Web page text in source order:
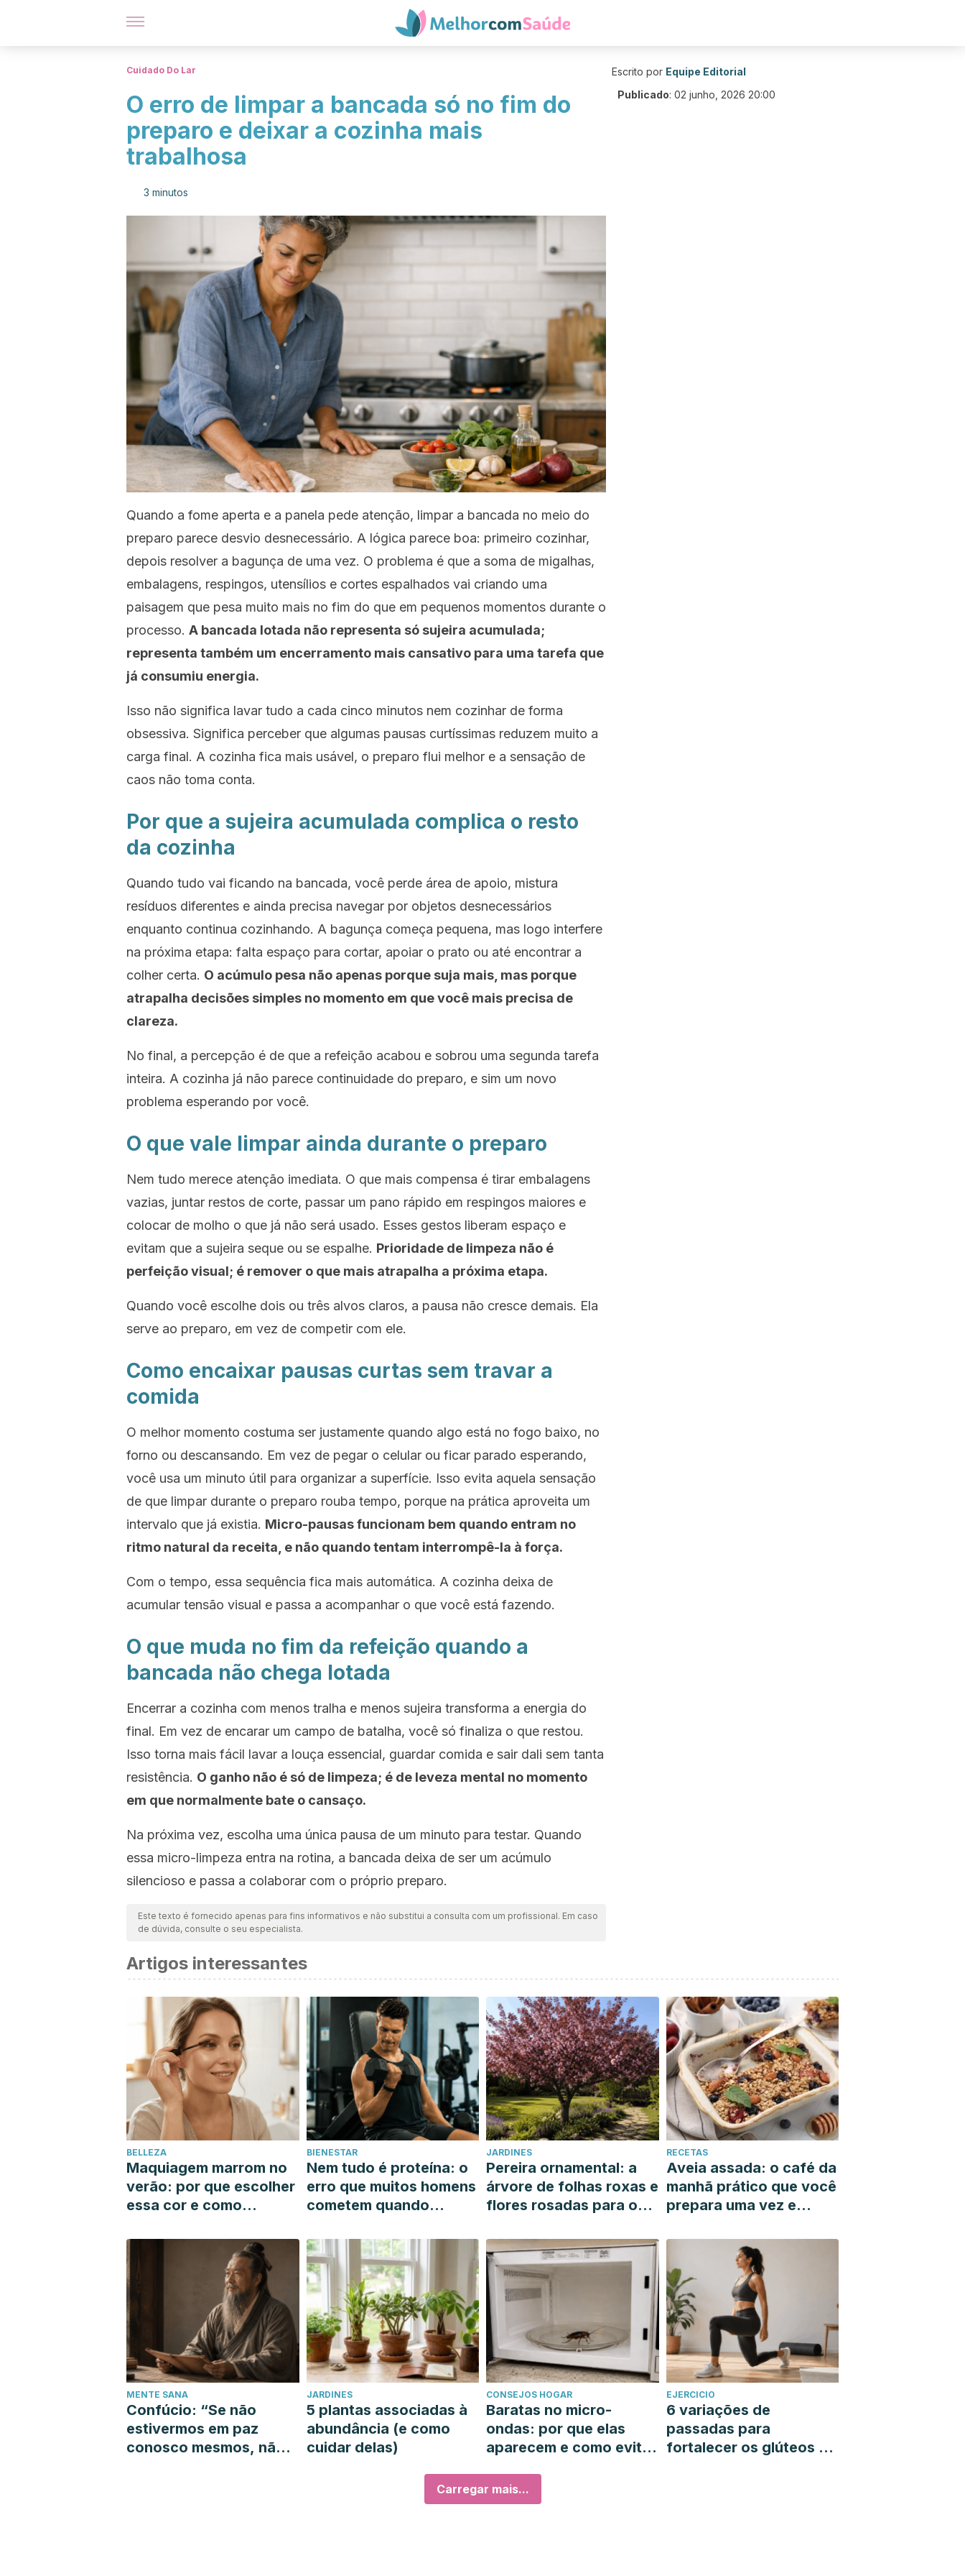
Cuidado Do Lar
O erro de limpar a bancada só no fim do
preparo e deixar a cozinha mais
trabalhosa
3 minutos
Quando a fome aperta e a panela pede atenção, limpar a bancada no meio do
preparo parece desvio desnecessário. A lógica parece boa: primeiro cozinhar,
depois resolver a bagunça de uma vez. O problema é que a soma de migalhas,
embalagens, respingos, utensílios e cortes espalhados vai criando uma
paisagem que pesa muito mais no fim do que em pequenos momentos durante o
processo. A bancada lotada não representa só sujeira acumulada;
representa também um encerramento mais cansativo para uma tarefa que
já consumiu energia.
Isso não significa lavar tudo a cada cinco minutos nem cozinhar de forma
obsessiva. Significa perceber que algumas pausas curtíssimas reduzem muito a
carga final. A cozinha fica mais usável, o preparo flui melhor e a sensação de
caos não toma conta.
Por que a sujeira acumulada complica o resto
da cozinha
Quando tudo vai ficando na bancada, você perde área de apoio, mistura
resíduos diferentes e ainda precisa navegar por objetos desnecessários
enquanto continua cozinhando. A bagunça começa pequena, mas logo interfere
na próxima etapa: falta espaço para cortar, apoiar o prato ou até encontrar a
colher certa. O acúmulo pesa não apenas porque suja mais, mas porque
atrapalha decisões simples no momento em que você mais precisa de
clareza.
No final, a percepção é de que a refeição acabou e sobrou uma segunda tarefa
inteira. A cozinha já não parece continuidade do preparo, e sim um novo
problema esperando por você.
O que vale limpar ainda durante o preparo
Nem tudo merece atenção imediata. O que mais compensa é tirar embalagens
vazias, juntar restos de corte, passar um pano rápido em respingos maiores e
colocar de molho o que já não será usado. Esses gestos liberam espaço e
evitam que a sujeira seque ou se espalhe. Prioridade de limpeza não é
perfeição visual; é remover o que mais atrapalha a próxima etapa.
Quando você escolhe dois ou três alvos claros, a pausa não cresce demais. Ela
serve ao preparo, em vez de competir com ele.
Como encaixar pausas curtas sem travar a
comida
O melhor momento costuma ser justamente quando algo está no fogo baixo, no
forno ou descansando. Em vez de pegar o celular ou ficar parado esperando,
você usa um minuto útil para organizar a superfície. Isso evita aquela sensação
de que limpar durante o preparo rouba tempo, porque na prática aproveita um
intervalo que já existia. Micro-pausas funcionam bem quando entram no
ritmo natural da receita, e não quando tentam interrompê-la à força.
Com o tempo, essa sequência fica mais automática. A cozinha deixa de
acumular tensão visual e passa a acompanhar o que você está fazendo.
O que muda no fim da refeição quando a
bancada não chega lotada
Encerrar a cozinha com menos tralha e menos sujeira transforma a energia do
final. Em vez de encarar um campo de batalha, você só finaliza o que restou.
Isso torna mais fácil lavar a louça essencial, guardar comida e sair dali sem tanta
resistência. O ganho não é só de limpeza; é de leveza mental no momento
em que normalmente bate o cansaço.
Na próxima vez, escolha uma única pausa de um minuto para testar. Quando
essa micro-limpeza entra na rotina, a bancada deixa de ser um acúmulo
silencioso e passa a colaborar com o próprio preparo.
Este texto é fornecido apenas para fins informativos e não substitui a consulta com um profissional. Em caso
de dúvida, consulte o seu especialista.
Escrito por Equipe Editorial
Publicado: 02 junho, 2026 20:00
Artigos interessantes
BELLEZA
Maquiagem marrom no
verão: por que escolher
essa cor e como
mais combina com você
BIENESTAR
Nem tudo é proteína: o
erro que muitos homens
cometem quando
muscular
JARDINES
Pereira ornamental: a
árvore de folhas roxas e
flores rosadas para o
RECETAS
Aveia assada: o café da
manhã prático que você
prepara uma vez e
semana
MENTE SANA
Confúcio: “Se não
estivermos em paz
conosco mesmos, não
JARDINES
5 plantas associadas à
abundância (e como
cuidar delas)
CONSEJOS HOGAR
Baratas no micro-
ondas: por que elas
aparecem e como evitá-
EJERCICIO
6 variações de
passadas para
fortalecer os glúteos e
Carregar mais...